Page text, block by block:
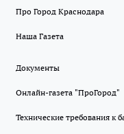
Про Город Краснодара
Наша Газета
Документы
Онлайн-газета "ПроГород"
Технические требования к